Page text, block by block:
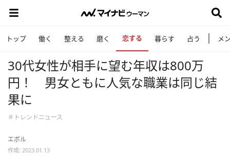
トップ 働く 整える 磨く 恋する 暮らす 占う メ
30代女性が相手に望む年収は800万
円！ 男女ともに人気な職業は同じ結
果に
＃トレンドニュース
エボル
作成: 2023.01.13